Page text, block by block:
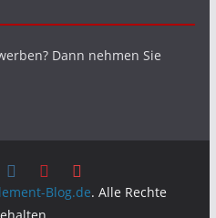
Dann nehmen Sie
Blog.de. Alle Rechte